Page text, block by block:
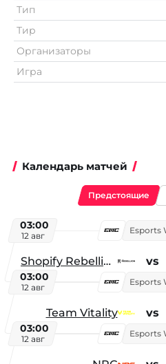
Тип
Тир
Организаторы
Игра
Календарь матчей
Предстоящие
03:00
12 авг
Shopify Rebellion vs
03:00
12 авг
Team Vitality vs
03:00
12 авг